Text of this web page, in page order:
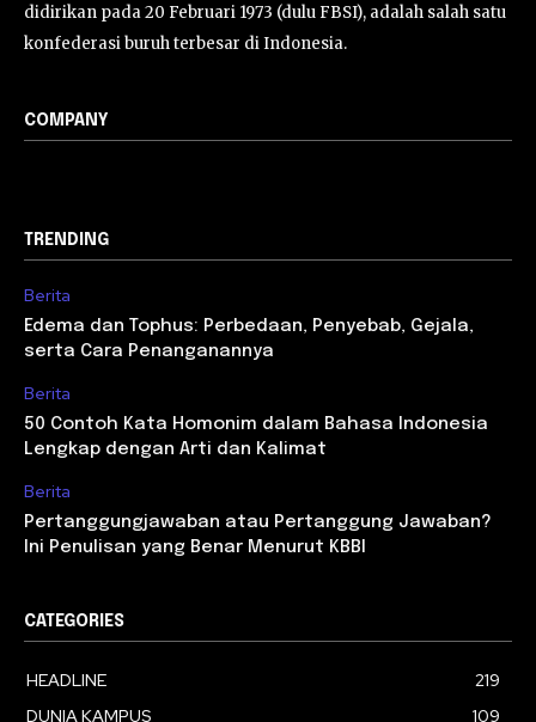
didirikan pada 20 Februari 1973 (dulu FBSI), adalah salah satu
konfederasi buruh terbesar di Indonesia.
COMPANY
TRENDING
Berita
Edema dan Tophus: Perbedaan, Penyebab, Gejala,
serta Cara Penanganannya
Berita
50 Contoh Kata Homonim dalam Bahasa Indonesia
Lengkap dengan Arti dan Kalimat
Berita
Pertanggungjawaban atau Pertanggung Jawaban?
Ini Penulisan yang Benar Menurut KBBI
CATEGORIES
HEADLINE
219
DUNIA KAMPUS
109